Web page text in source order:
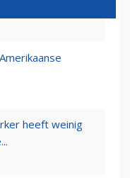
heeft weinig